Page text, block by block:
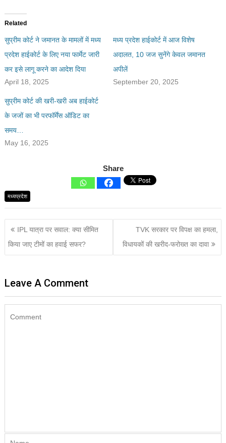
Related
सुप्रीम कोर्ट ने जमानत के मामलों में मध्य
प्रदेश हाईकोर्ट के लिए नया फार्मेट जारी
कर इसे लागू करने का आदेश दिया
April 18, 2025
मध्य प्रदेश हाईकोर्ट में आज विशेष
अदालत, 10 जज सुनेंगे केवल जमानत
अपीलें
September 20, 2025
सुप्रीम कोर्ट की खरी-खरी अब हाईकोर्ट
के जजों का भी परफॉर्मेंस ऑडिट का
समय…
May 16, 2025
Share
मध्यप्रदेश
IPL यात्रा पर सवाल: क्या सीमित
किया जाए टीमों का हवाई सफर?
TVK सरकार पर विपक्ष का हमला,
विधायकों की खरीद-फरोख्त का दावा
Leave A Comment